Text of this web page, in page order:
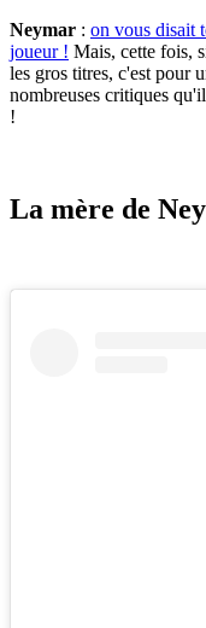
Neymar : on vous disait
joueur ! Mais, cette fois,
les gros titres, c'est pour
nombreuses critiques
!
La mère de